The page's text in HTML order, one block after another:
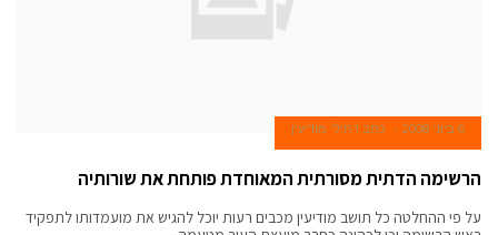
6 ביוני 2008 כתב דתילי מודיעין
הרשימה הדתית מסורתית המאוחדת פותחת את שורותיה
על פי ההחלטה כל תושב מודיעין מכבים רעות יוכל להגיש את מועמדותו לתפקיד